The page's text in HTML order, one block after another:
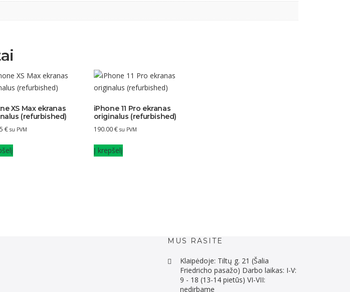
XS Max ekranas
(refurbished)
€ su PVM
iPhone 11 Pro ekranas
originalus (refurbished)
190.00€ su PVM
Į krepšelį
MUS RASITE
Klaipėdoje: Tiltų g. 21 (Šalia
Friedricho pasažo) Darbo laikas: I-V:
9 - 18 (13-14 pietūs) VI-VII:
nedirbame